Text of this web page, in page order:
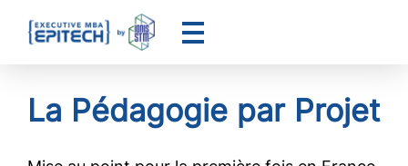
contenu
La Pédagogie par Projet